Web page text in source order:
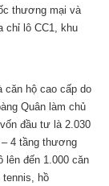
thương mại và
chỉ lô CC1, khu
căn hộ cao cấp do
Quân làm chủ
đầu tư là 2.030
4 tầng thương
lên đến 1.000 căn
tennis, hồ